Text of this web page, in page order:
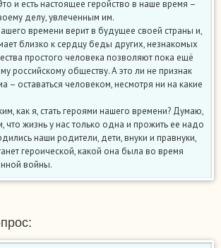
и есть настоящее геройство в наше время –
делу, увлеченным им.
времени верит в будущее своей страны и,
близко к сердцу беды других, незнакомых
простого человека позволяют пока ещё
российскому обществу. А это ли не признак
– оставаться человеком, несмотря ни на какие
как я, стать героями нашего времени? Думаю,
что жизнь у нас только одна и прожить ее надо
наши родители, дети, внуки и правнуки,
героической, какой она была во время
войны.